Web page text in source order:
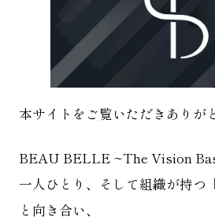
本サイトをご覧いただきありが
BEAU BELLE ~The Vision
一人ひとり、そして組織が持つ
と向き合い、